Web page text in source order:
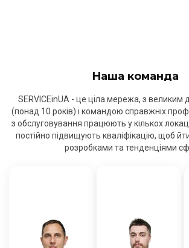
Наша команда
SERVICEinUA - це ціла мережа, з великим
(понад 10 років) і командою справжніх
з обслуговування працюють у кількох
постійно підвищують кваліфікацію, щоб
розробками та тенденціями